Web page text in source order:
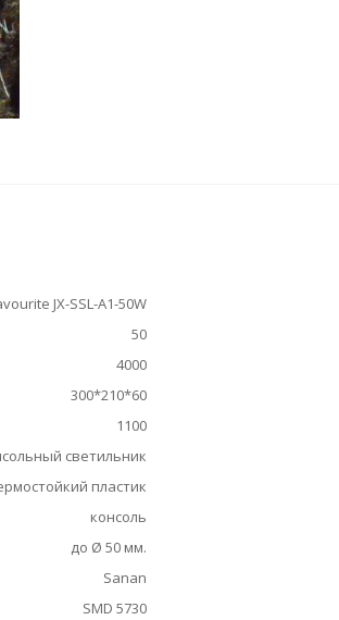
JX-SSL-A1-50W
50
4000
300*210*60
1100
светильник
пластик
консоль
до Ø 50 мм.
Sanan
SMD 5730